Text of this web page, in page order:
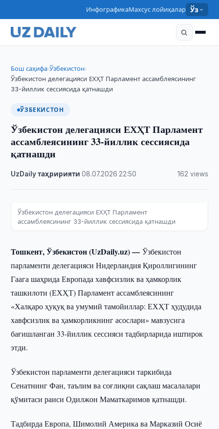
ИнфографикаМахсус лойиҳалар Ўз
Бош саҳифа›Ўзбекистон›
Ўзбекистон делегацияси ЕХҲТ Парламент ассамблеясининг
33-йиллик сессиясида қатнашди
ЎЗБЕКИСТОН
Ўзбекистон делегацияси ЕХҲТ Парламент
ассамблеясининг 33-йиллик сессиясида
қатнашди
UzDaily таҳририяти ·08.07.2026 22:50 162 views
Ўзбекистон делегацияси ЕХҲТ Парламент
ассамблеясининг 33-йиллик сессиясида қатнашди
Тошкент, Ўзбекистон (UzDaily.uz) —Ўзбекистон
парламенти делегацияси Нидерландия Қироллигининг
Гаага шаҳрида Европада хавфсизлик ва ҳамкорлик
ташкилоти (ЕХҲТ) Парламент ассамблеясининг
«Халқаро ҳуқуқ ва умумий тамойиллар: ЕХҲТ ҳудудида
хавфсизлик ва ҳамкорликнинг асослари» мавзусига
бағишланган 33-йиллик сессияси тадбирларида иштирок
этди.
Ўзбекистон парламенти делегацияси таркибида
Сенатнинг Фан, таълим ва соғлиқни сақлаш масалалари
қўмитаси раиси Одилжон Маматкаримов қатнашди.
Тадбирда Европа, Шимолий Америка ва Марказий Осиё